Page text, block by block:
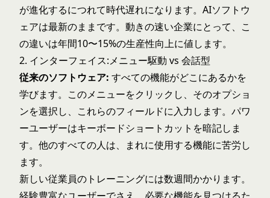
が進化するにつれて時代遅れになります。AIソフトウ
ェアは最新のままです。動きの速い企業にとって、こ
の違いは年間10〜15%の生産性向上に値します。
2. インターフェイス:メニュー駆動 vs 会話型
従来のソフトウェア: すべての機能がどこにあるかを
学びます。このメニューをクリックし、そのオプショ
ンを選択し、これらのフィールドに入力します。パワ
ーユーザーはキーボードショートカットを暗記しま
す。他のすべての人は、まれに使用する機能に苦労し
ます。
新しい従業員のトレーニングには数週間かかります。